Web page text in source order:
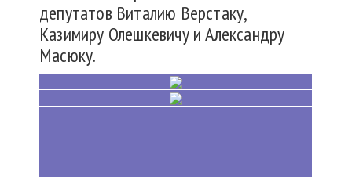
депутатов Виталию Верстаку,
Казимиру Олешкевичу и Александру
Масюку.